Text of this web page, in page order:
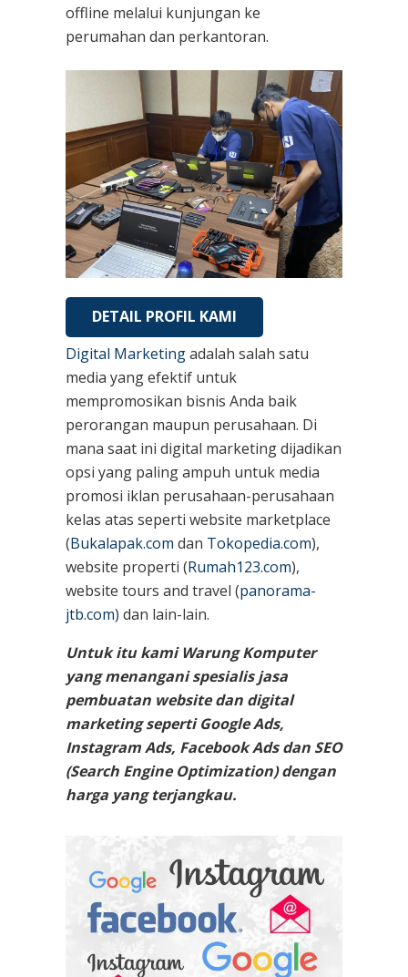
offline melalui kunjungan ke
perumahan dan perkantoran.
DETAIL PROFIL KAMI
Digital Marketingadalah salah satu
media yang efektif untuk
mempromosikan bisnis Anda baik
perorangan maupun perusahaan. Di
mana saat ini digital marketing dijadikan
opsi yang paling ampuh untuk media
promosi iklan perusahaan-perusahaan
kelas atas seperti website marketplace
(Bukalapak.com dan Tokopedia.com),
website properti (Rumah123.com),
website tours and travel (panorama-
jtb.com) dan lain-lain.
Untuk itu kami Warung Komputer
yang menangani spesialis jasa
pembuatan website dan digital
marketing seperti Google Ads,
Instagram Ads, Facebook Ads dan SEO
(Search Engine Optimization) dengan
harga yang terjangkau.